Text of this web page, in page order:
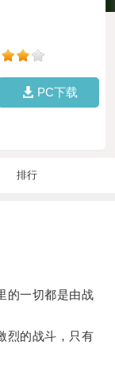
PC下载
排行
一切都是由战
的战斗，只有